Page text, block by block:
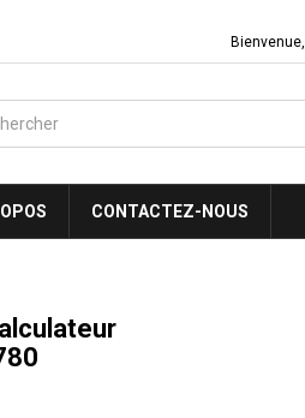
Bienvenue,
CONTACTEZ-NOUS